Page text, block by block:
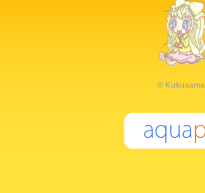
© Kukusama.